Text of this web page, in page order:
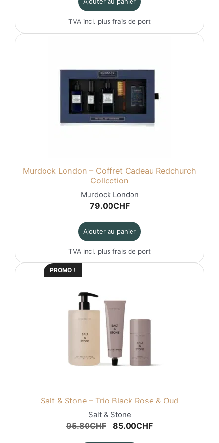
TVA incl. plus frais de port
Murdock London – Coffret Cadeau Redchurch
Collection
Murdock London
79.00CHF
Ajouter au panier
TVA incl. plus frais de port
PROMO !
Salt & Stone – Trio Black Rose & Oud
Salt & Stone
95.80CHF
Le
85.00CHFLe